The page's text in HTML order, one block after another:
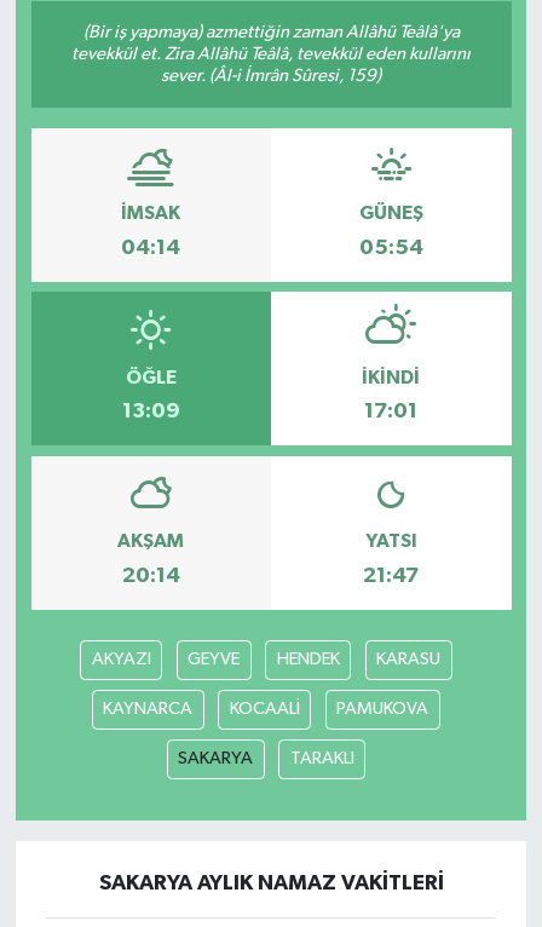
(Bir iş yapmaya) azmettiğin zaman Allâhü Teâlâ'ya
tevekkül et. Zira Allâhü Teâlâ, tevekkül eden kullarını
sever. (Âl-i İmrân Sûresi, 159)
İMSAK
04:14
GÜNEŞ
05:54
ÖĞLE
13:09
İKINDI
17:01
AKŞAM
20:14
YATSI
21:47
AKYAZI GEYVE HENDEK KARASU
KAYNARCA KOCAALİ PAMUKOVA
SAKARYA TARAKLI
SAKARYA AYLIK NAMAZ VAKITLERI
Son Dakika
Teknoloji